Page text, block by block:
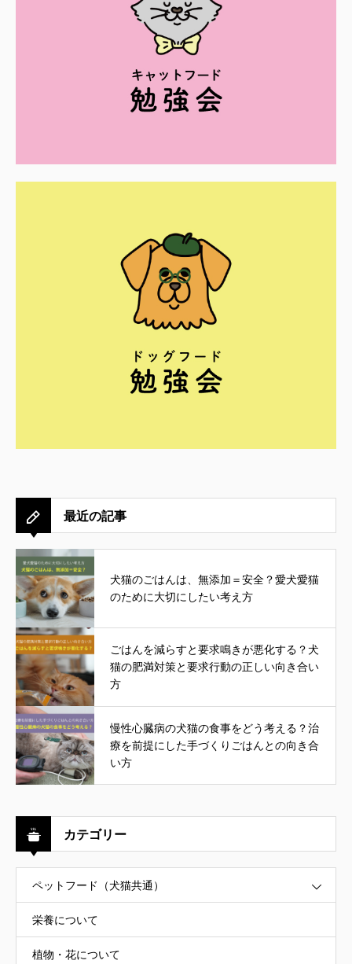
最近の記事
犬猫のごはんは、無添加＝安全？愛犬愛猫
のために大切にしたい考え方
ごはんを減らすと要求鳴きが悪化する？犬
猫の肥満対策と要求行動の正しい向き合い
方
慢性心臓病の犬猫の食事をどう考える？治
療を前提にした手づくりごはんとの向き合
い方
カテゴリー
ペットフード（犬猫共通）
栄養について
植物・花について